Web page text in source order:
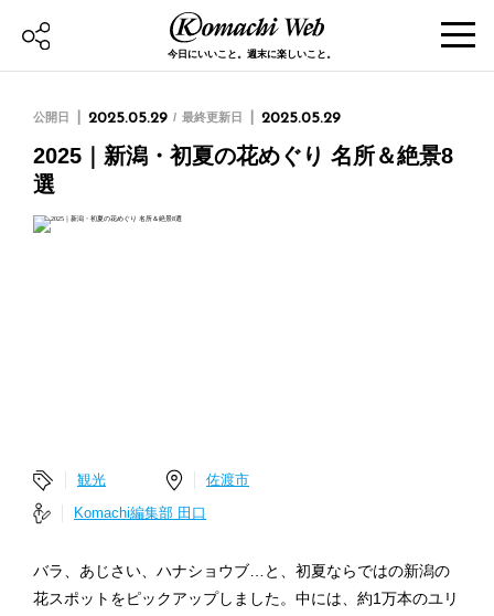
今日にいいこと。週末に楽しいこと。
公開日 2025.05.29 最終更新日 2025.05.29
2025｜新潟・初夏の花めぐり 名所＆絶景8
選
観光
佐渡市
Komachi編集部 田口
バラ、あじさい、ハナショウブ…と、初夏ならではの新潟の
花スポットをピックアップしました。中には、約1万本のユリ